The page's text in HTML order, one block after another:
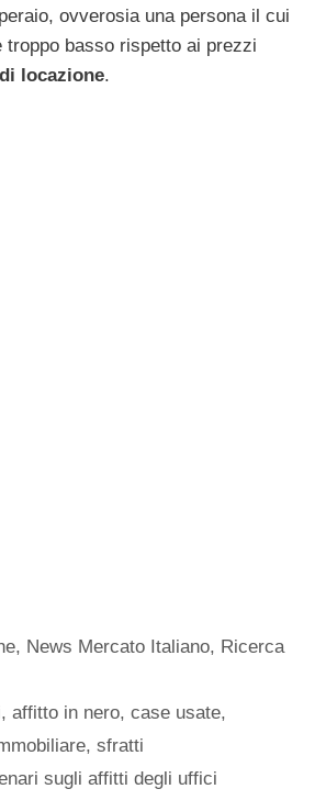
ovverosia una persona il cui
troppo basso rispetto ai prezzi
locazione.
, News Mercato Italiano, Ricerca
,affitto in nero,case usate,
, sfratti
sugli affitti degli uffici